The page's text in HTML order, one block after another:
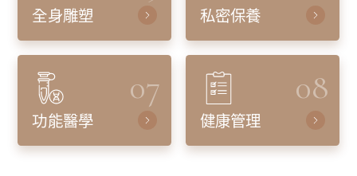
全身雕塑 私密保養
07
功能醫學
08
健康管理